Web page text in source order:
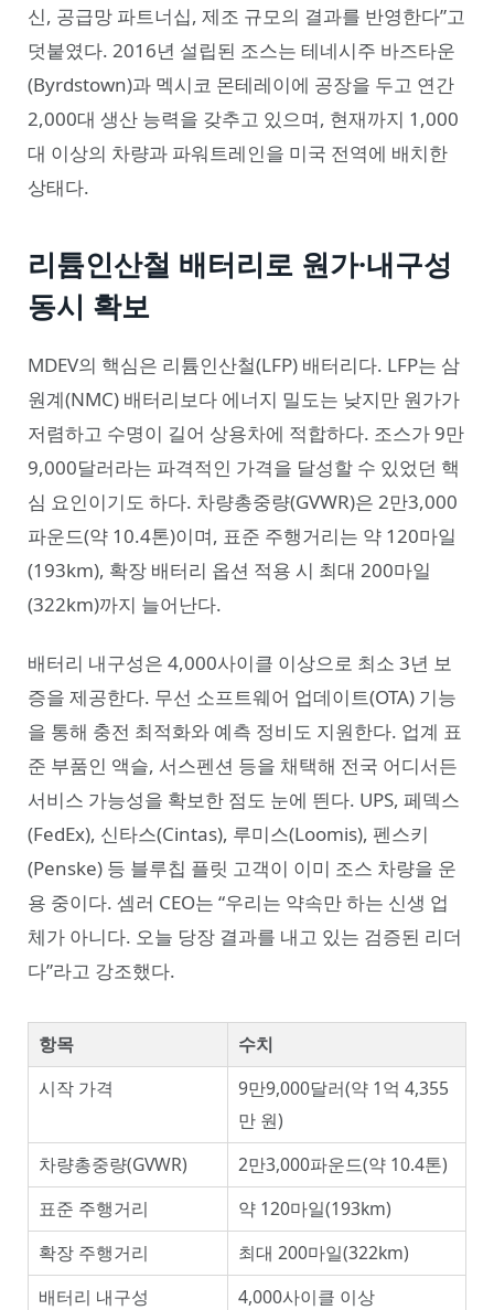
신, 공급망 파트너십, 제조 규모의 결과를 반영한다”고
덧붙였다. 2016년 설립된 조스는 테네시주 바즈타운
(Byrdstown)과 멕시코 몬테레이에 공장을 두고 연간
2,000대 생산 능력을 갖추고 있으며, 현재까지 1,000
대 이상의 차량과 파워트레인을 미국 전역에 배치한
상태다.
리튬인산철 배터리로 원가·내구성
동시 확보
MDEV의 핵심은 리튬인산철(LFP) 배터리다. LFP는 삼
원계(NMC) 배터리보다 에너지 밀도는 낮지만 원가가
저렴하고 수명이 길어 상용차에 적합하다. 조스가 9만
9,000달러라는 파격적인 가격을 달성할 수 있었던 핵
심 요인이기도 하다. 차량총중량(GVWR)은 2만3,000
파운드(약 10.4톤)이며, 표준 주행거리는 약 120마일
(193km), 확장 배터리 옵션 적용 시 최대 200마일
(322km)까지 늘어난다.
배터리 내구성은 4,000사이클 이상으로 최소 3년 보
증을 제공한다. 무선 소프트웨어 업데이트(OTA) 기능
을 통해 충전 최적화와 예측 정비도 지원한다. 업계 표
준 부품인 액슬, 서스펜션 등을 채택해 전국 어디서든
서비스 가능성을 확보한 점도 눈에 띈다. UPS, 페덱스
(FedEx), 신타스(Cintas), 루미스(Loomis), 펜스키
(Penske) 등 블루칩 플릿 고객이 이미 조스 차량을 운
용 중이다. 셈러 CEO는 “우리는 약속만 하는 신생 업
체가 아니다. 오늘 당장 결과를 내고 있는 검증된 리더
다”라고 강조했다.
항목
수치
시작 가격
9만9,000달러(약 1억 4,355
만 원)
차량총중량(GVWR)
2만3,000파운드(약 10.4톤)
표준 주행거리
약 120마일(193km)
확장 주행거리
최대 200마일(322km)
배터리 내구성
4,000사이클 이상